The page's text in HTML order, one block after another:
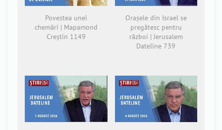
Povestea unei
chemări | Mapamond
Creștin 1149
Orașele din Israel se
pregătesc pentru
război | Jerusalem
Dateline 739